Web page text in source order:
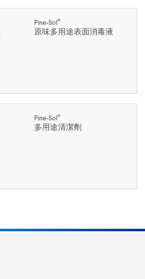
Pine-Sol®
原味多用途表面消毒液
Pine-Sol®
多用途清潔劑